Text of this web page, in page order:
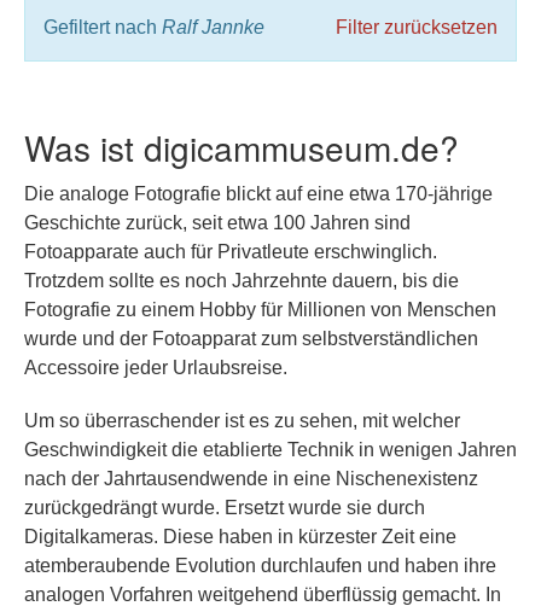
Gefiltert nach Ralf Jannke Filter zurücksetzen
Was ist digicammuseum.de?
Die analoge Fotografie blickt auf eine etwa 170-jährige
Geschichte zurück, seit etwa 100 Jahren sind
Fotoapparate auch für Privatleute erschwinglich.
Trotzdem sollte es noch Jahrzehnte dauern, bis die
Fotografie zu einem Hobby für Millionen von Menschen
wurde und der Fotoapparat zum selbstverständlichen
Accessoire jeder Urlaubsreise.
Um so überraschender ist es zu sehen, mit welcher
Geschwindigkeit die etablierte Technik in wenigen Jahren
nach der Jahrtausendwende in eine Nischenexistenz
zurückgedrängt wurde. Ersetzt wurde sie durch
Digitalkameras. Diese haben in kürzester Zeit eine
atemberaubende Evolution durchlaufen und haben ihre
analogen Vorfahren weitgehend überflüssig gemacht. In